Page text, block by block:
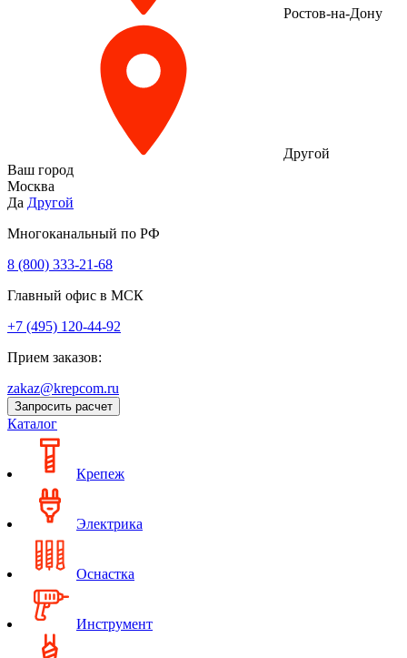
Ростов-на-Дону
Другой
Ваш город
Москва
Да Другой
Многоканальный по РФ
8 (800) 333‑21-68
Главный офис в МСК
+7 (495) 120-44-92
Прием заказов:
zakaz@krepcom.ru
Запросить расчет
Каталог
Крепеж
Электрика
Оснастка
Инструмент